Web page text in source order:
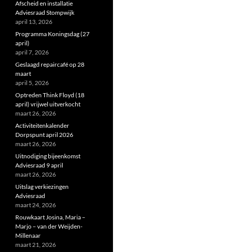
Afscheid en installatie
Adviesraad Stompwijk
april 13, 2026
Programma Koningsdag (27
april)
april 7, 2026
Geslaagd repaircafé op 28
maart
april 5, 2026
Optreden Think Floyd (18
april) vrijwel uitverkocht
maart 26, 2026
Activiteitenkalender
Dorpspunt april 2026
maart 26, 2026
Uitnodiging bijeenkomst
Adviesraad 9 april
maart 26, 2026
Uitslag verkiezingen
Adviesraad
maart 24, 2026
Rouwkaart Josina, Maria –
Marjo – van der Weijden-
Millenaar
maart 21, 2026